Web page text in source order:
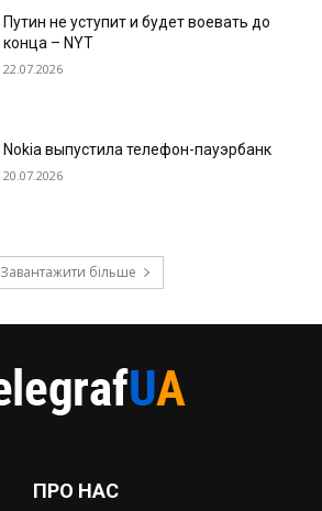
Путин не уступит и будет воевать до
конца – NYT
22.07.2026
Nokia выпустила телефон-пауэрбанк
20.07.2026
Завантажити більше
ПРО НАС